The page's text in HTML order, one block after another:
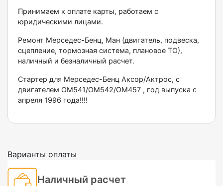
Принимаем к оплате карты, работаем с
юридическими лицами.
Ремонт Мерседес-Бенц, Ман (двигатель, подвеска,
сцепление, тормозная система, плановое ТО),
наличный и безналичный расчет.
Стартер для Мерседес-Бенц Аксор/Актрос, с
двигателем ОМ541/ОМ542/ОМ457 , год выпуска с
апреля 1996 года!!!!
Варианты оплаты
Наличный расчет